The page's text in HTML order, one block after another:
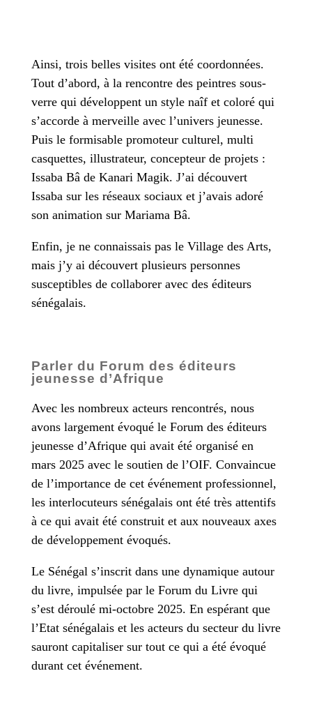
Ainsi, trois belles visites ont été coordonnées.
Tout d’abord, à la rencontre des peintres sous-
verre qui développent un style naîf et coloré qui
s’accorde à merveille avec l’univers jeunesse.
Puis le formisable promoteur culturel, multi
casquettes, illustrateur, concepteur de projets :
Issaba Bâ de Kanari Magik. J’ai découvert
Issaba sur les réseaux sociaux et j’avais adoré
son animation sur Mariama Bâ.
Enfin, je ne connaissais pas le Village des Arts,
mais j’y ai découvert plusieurs personnes
susceptibles de collaborer avec des éditeurs
sénégalais.
Parler du Forum des éditeurs
jeunesse d’Afrique
Avec les nombreux acteurs rencontrés, nous
avons largement évoqué le Forum des éditeurs
jeunesse d’Afrique qui avait été organisé en
mars 2025 avec le soutien de l’OIF. Convaincue
de l’importance de cet événement professionnel,
les interlocuteurs sénégalais ont été très attentifs
à ce qui avait été construit et aux nouveaux axes
de développement évoqués.
Le Sénégal s’inscrit dans une dynamique autour
du livre, impulsée par le Forum du Livre qui
s’est déroulé mi-octobre 2025. En espérant que
l’Etat sénégalais et les acteurs du secteur du livre
sauront capitaliser sur tout ce qui a été évoqué
durant cet événement.